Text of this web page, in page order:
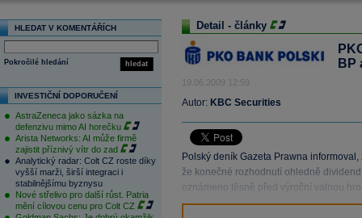
HLEDAT V KOMENTÁŘÍCH
hledat
Pokročilé hledání
INVESTIČNÍ DOPORUČENÍ
AstraZeneca jako sázka na
defenzivu mimo AI horečku
Arista Networks: AI může firmě
zajistit příznivý vítr do zad
Analytický radar: Colt CZ roste díky
vyšší marži, širší integraci i
stabilnějšímu byznysu
Nové střelivo pro další růst. Patria
mění cílovou cenu pro Colt CZ
Detail - články
BP
19.06.2009 12:59
Autor: KBC Securities
Polský deník Gazeta Prawna
že konečné rozhodnutí ohledně
oznámeno těsně před výroční valnou